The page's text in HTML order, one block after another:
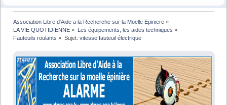
Association Libre d'Aide a la Recherche sur la Moelle Epiniere »
LA VIE QUOTIDIENNE » Les équipements, les aides techniques »
Fauteuils roulants » Sujet: vitesse fauteuil électrique